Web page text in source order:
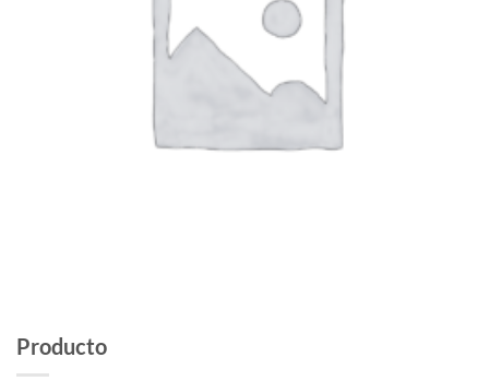
Producto